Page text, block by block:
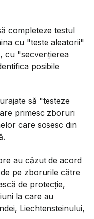
completeze testul
cu "teste aleatorii"
cu "secvenţierea
posibile
să "testeze
primesc zboruri
care sosesc din
au căzut de acord
pe zborurile către
de protecţie,
la care au
Liechtensteinului,